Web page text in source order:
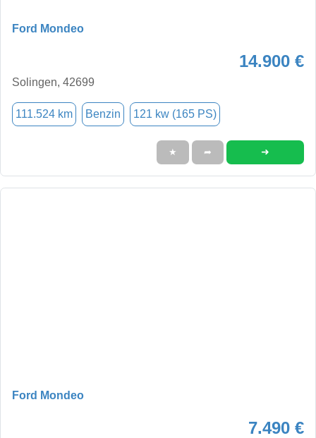
Ford Mondeo
14.900 €
Solingen, 42699
111.524 km Benzin 121 kw (165 PS)
★ ➦ ➜
Ford Mondeo
7.490 €